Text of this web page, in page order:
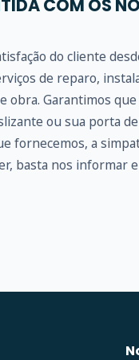
COM OS
do cliente
de reparo,
obra. Garantimos
ou sua porta
fornecemos, a
basta nos informar